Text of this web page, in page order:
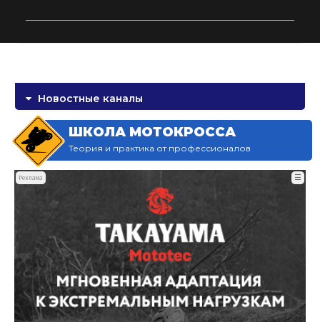
Новостные каналы
ШКОЛА МОТОКРОССА
Теория и практика от профессионалов
Реклама ☰